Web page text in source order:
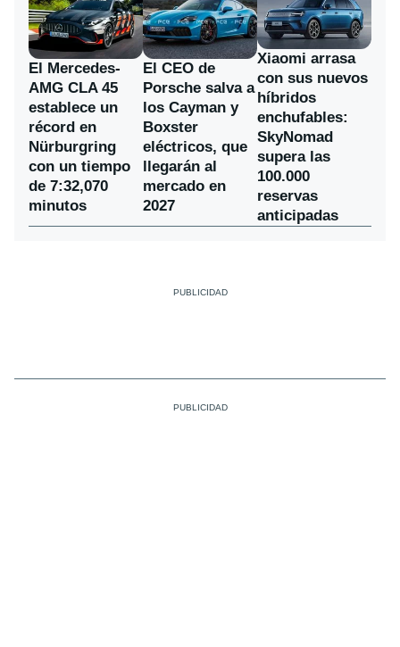
El Mercedes-
AMG CLA 45
establece un
récord en
Nürburgring
con un tiempo
de 7:32,070
minutos
El CEO de
Porsche salva a
los Cayman y
Boxster
eléctricos, que
llegarán al
mercado en
2027
Xiaomi arrasa
con sus nuevos
híbridos
enchufables:
SkyNomad
supera las
100.000
reservas
anticipadas